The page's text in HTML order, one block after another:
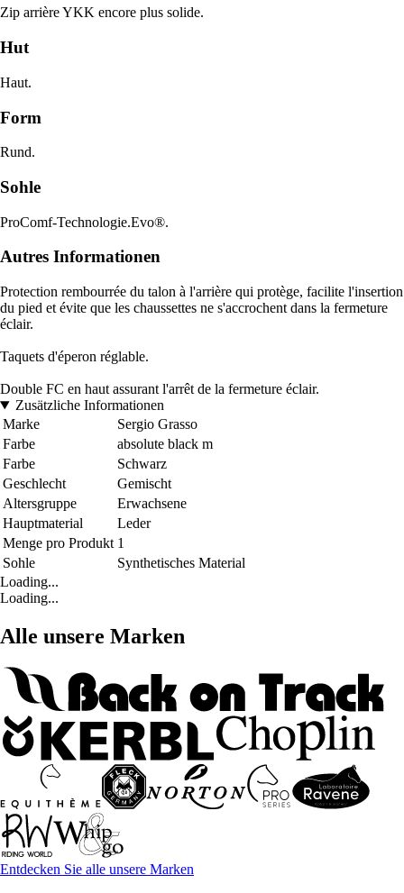
Zip arrière YKK encore plus solide.
Hut
Haut.
Form
Rund.
Sohle
ProComf-Technologie.Evo®.
Autres Informationen
Protection rembourrée du talon à l'arrière qui protège, facilite l'insertion
du pied et évite que les chaussettes ne s'accrochent dans la fermeture
éclair.
Taquets d'éperon réglable.
Double FC en haut assurant l'arrêt de la fermeture éclair.
Zusätzliche Informationen
Marke
Sergio Grasso
Farbe
absolute black m
Farbe
Schwarz
Geschlecht
Gemischt
Altersgruppe
Erwachsene
Hauptmaterial
Leder
Menge pro Produkt 1
Sohle
Synthetisches Material
Loading...
Loading...
Alle unsere Marken
Entdecken Sie alle unsere Marken